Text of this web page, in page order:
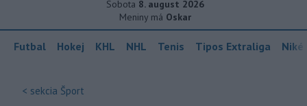
Sobota 8. august 2026
Meniny má Oskar
Futbal Hokej KHL NHL Tenis Tipos Extraliga
< sekcia Šport